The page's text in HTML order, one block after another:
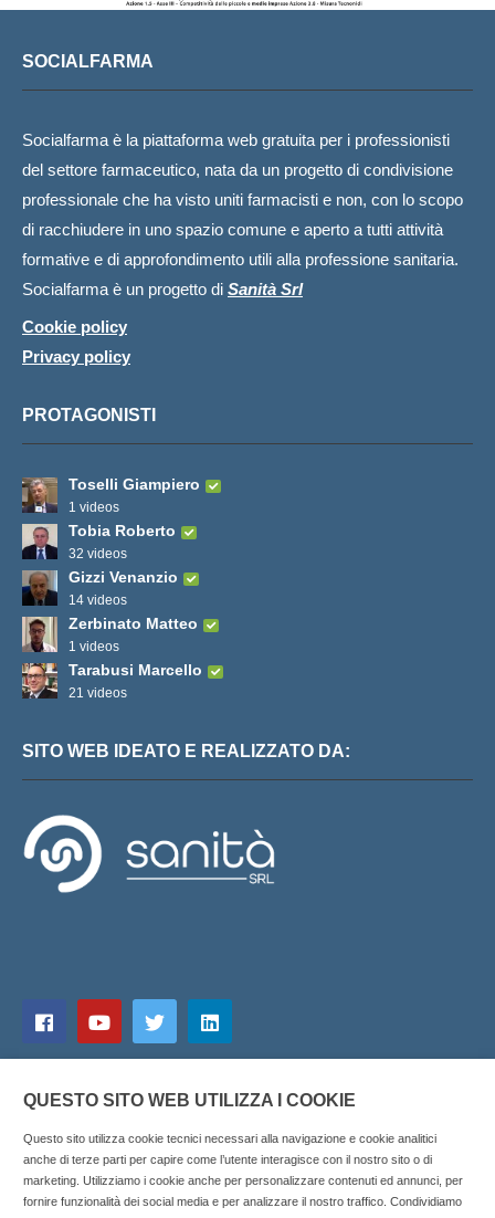
SOCIALFARMA
Socialfarma è la piattaforma web gratuita per i professionisti
del settore farmaceutico, nata da un progetto di condivisione
professionale che ha visto uniti farmacisti e non, con lo scopo
di racchiudere in uno spazio comune e aperto a tutti attività
formative e di approfondimento utili alla professione sanitaria.
Socialfarma è un progetto di Sanità Srl
Cookie policy
Privacy policy
PROTAGONISTI
Toselli Giampiero
1 videos
Tobia Roberto
32 videos
Gizzi Venanzio
14 videos
Zerbinato Matteo
1 videos
Tarabusi Marcello
21 videos
SITO WEB IDEATO E REALIZZATO DA:
QUESTO SITO WEB UTILIZZA I COOKIE
Questo sito utilizza cookie tecnici necessari alla navigazione e cookie analitici
anche di terze parti per capire come l’utente interagisce con il nostro sito o di
marketing. Utilizziamo i cookie anche per personalizzare contenuti ed annunci, per
fornire funzionalità dei social media e per analizzare il nostro traffico. Condividiamo